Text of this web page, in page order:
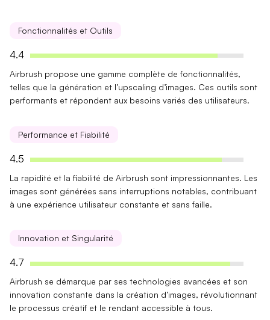
Fonctionnalités et Outils
4.4
Airbrush propose une gamme complète de fonctionnalités,
telles que la génération et l’upscaling d’images. Ces outils sont
performants et répondent aux besoins variés des utilisateurs.
Performance et Fiabilité
4.5
La rapidité et lafiabilité de Airbrush sont impressionnantes. Les
images sont générées sans interruptions notables, contribuant
à une expérience utilisateur constante et sans faille.
Innovation et Singularité
4.7
Airbrush se démarque par sestechnologies avancées et son
innovation constante dans la création d’images, révolutionnant
le processus créatif et le rendant accessible à tous.